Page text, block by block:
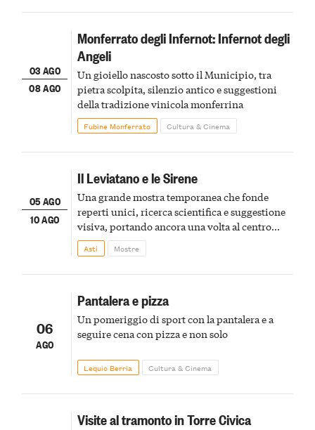
03 AGO
08 AGO
Monferrato degli Infernot: Infernot degli
Angeli
Un gioiello nascosto sotto il Municipio, tra
pietra scolpita, silenzio antico e suggestioni
della tradizione vinicola monferrina
Fubine Monferrato Cultura & Cinema
05 AGO
10 AGO
Il Leviatano e le Sirene
Una grande mostra temporanea che fonde
reperti unici, ricerca scientifica e suggestione
visiva, portando ancora una volta al centro
della scena le meraviglie del passato astigiano
Asti Mostre
06
AGO
Pantalera e pizza
Un pomeriggio di sport con la pantalera e a
seguire cena con pizza e non solo
Lequio Berria Cultura & Cinema
Visite al tramonto in Torre Civica